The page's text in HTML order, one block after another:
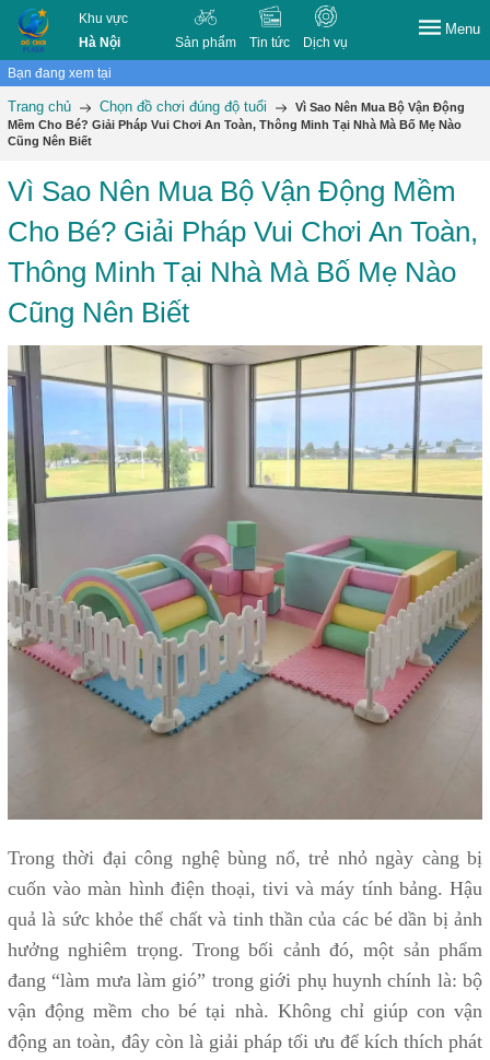
Khu vực
Hà Nội
Sản phẩm Tin tức Dịch vụ
Menu
Bạn đang xem tại
Trang chủ Chọn đồ chơi đúng độ tuổi
Vì Sao Nên Mua Bộ Vận Động
Mềm Cho Bé? Giải Pháp Vui Chơi An Toàn, Thông Minh Tại Nhà Mà Bố Mẹ Nào
Cũng Nên Biết
Vì Sao Nên Mua Bộ Vận Động Mềm
Cho Bé? Giải Pháp Vui Chơi An Toàn,
Thông Minh Tại Nhà Mà Bố Mẹ Nào
Cũng Nên Biết
Trong thời đại công nghệ bùng nổ, trẻ nhỏ ngày càng bị
cuốn vào màn hình điện thoại, tivi và máy tính bảng. Hậu
quả là sức khỏe thể chất và tinh thần của các bé dần bị ảnh
hưởng nghiêm trọng. Trong bối cảnh đó, một sản phẩm
đang “làm mưa làm gió” trong giới phụ huynh chính là: bộ
vận động mềm cho bé tại nhà. Không chỉ giúp con vận
động an toàn, đây còn là giải pháp tối ưu để kích thích phát